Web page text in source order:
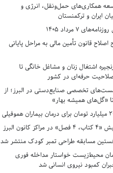
همکاری‌های حمل‌ونقل، انرژی و
ایران و ترکمنستان
7 مرداد 1405
قانون تأمین مالی به مراحل پایانی
اشتغال زنان و مشاغل خانگی تا
صلاحیت حرفه‌ای در کشور
تخصصی صنایع‌دستی در البرز؛ از
«گل‌های همیشه بهار»
کانون البرز
مسابقه طراحی تمبر کودک منتشر شد
محیط‌زیست خواستار مداخله فوری
کمبود نیروی انسانی شد